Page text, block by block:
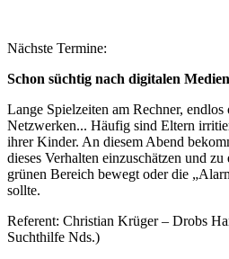
Nächste Termine:
Schon süchtig nach digitalen
Lange Spielzeiten am Rechner,
Netzwerken... Häufig sind Eltern
ihrer Kinder. An diesem Abend
dieses Verhalten einzuschätzen und
grünen Bereich bewegt oder die
sollte.
Referent: Christian Krüger – Drobs
Suchthilfe Nds.)